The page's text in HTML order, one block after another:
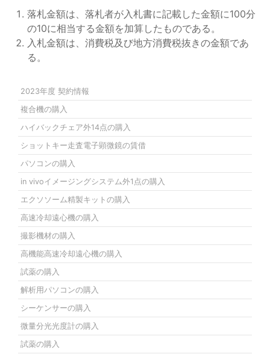
落札金額は、落札者が入札書に記載した金額に100分
の10に相当する金額を加算したものである。
入札金額は、消費税及び地方消費税抜きの金額であ
る。
2023年度 契約情報
複合機の購入
ハイバックチェア外14点の購入
ショットキー走査電子顕微鏡の賃借
パソコンの購入
in vivoイメージングシステム外1点の購入
エクソソーム精製キットの購入
高速冷却遠心機の購入
撮影機材の購入
高機能高速冷却遠心機の購入
試薬の購入
解析用パソコンの購入
シーケンサーの購入
微量分光光度計の購入
試薬の購入